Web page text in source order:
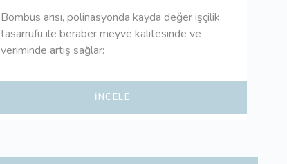
Bombus arısı, polinasyonda kayda değer işçilik
tasarrufu ile beraber meyve kalitesinde ve
veriminde artış sağlar:
İNCELE